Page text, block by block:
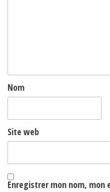
Nom
Site web
Enregistrer mon nom, mon